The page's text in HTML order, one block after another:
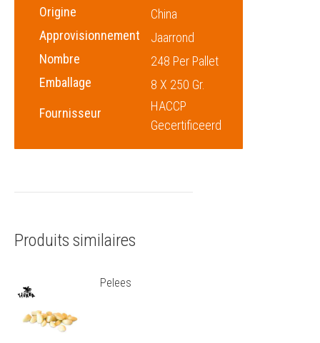
Origine
China
Approvisionnement
Jaarrond
Nombre
248 Per Pallet
Emballage
8 X 250 Gr.
Fournisseur
HACCP
Gecertificeerd
Produits similaires
Pelees